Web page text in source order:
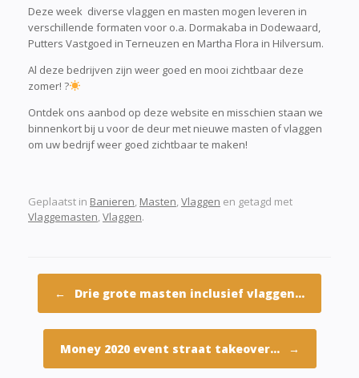
Deze week diverse vlaggen en masten mogen leveren in
verschillende formaten voor o.a. Dormakaba in Dodewaard,
Putters Vastgoed in Terneuzen en Martha Flora in Hilversum.
Al deze bedrijven zijn weer goed en mooi zichtbaar deze
zomer! ?
Ontdek ons aanbod op deze website en misschien staan we
binnenkort bij u voor de deur met nieuwe masten of vlaggen
om uw bedrijf weer goed zichtbaar te maken!
Geplaatst in Banieren, Masten,Vlaggen en getagd met
Vlaggemasten,Vlaggen.
← Drie grote masten inclusief vlaggen…
Money 2020 event straat takeover… →